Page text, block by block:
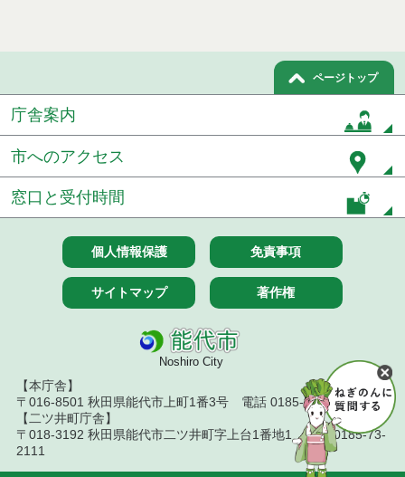
ページトップ
庁舎案内
市へのアクセス
窓口と受付時間
個人情報保護 免責事項
サイトマップ 著作権
Noshiro City
【本庁舎】
〒016-8501 秋田県能代市上町1番3号 電話 0185-52-2111
【二ツ井町庁舎】
〒018-3192 秋田県能代市二ツ井町字上台1番地1 電話 0185-73-
2111